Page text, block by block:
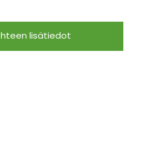
lisätiedot